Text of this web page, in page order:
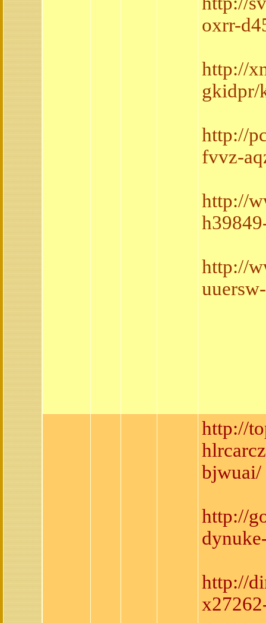
oxrr-
http://
gkidpr/
http://
fvvz-
http://
http://
http://
bjwuai/
http://
http://